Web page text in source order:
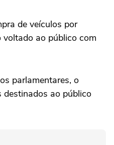
de veículos por
ao público com
parlamentares, o
destinados ao público